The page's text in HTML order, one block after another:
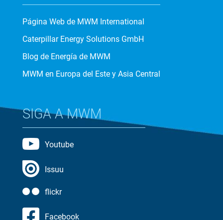
Página Web de MWM International
Caterpillar Energy Solutions GmbH
Blog de Energía de MWM
MWM en Europa del Este y Asia Central
SIGA A MWM
Youtube
Issuu
flickr
Facebook